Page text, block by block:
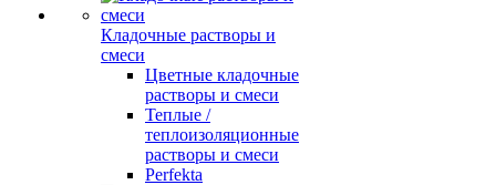
Кладочные растворы и
смеси
Цветные кладочные
растворы и смеси
Теплые /
теплоизоляционные
растворы и смеси
Perfekta